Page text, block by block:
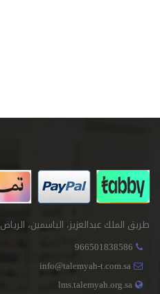
طريق الملك عبدالعزيز، الياسمين، الرياض 13325
966501838586
info@talemyah-t.com.sa
lms.talemyah.org.sa